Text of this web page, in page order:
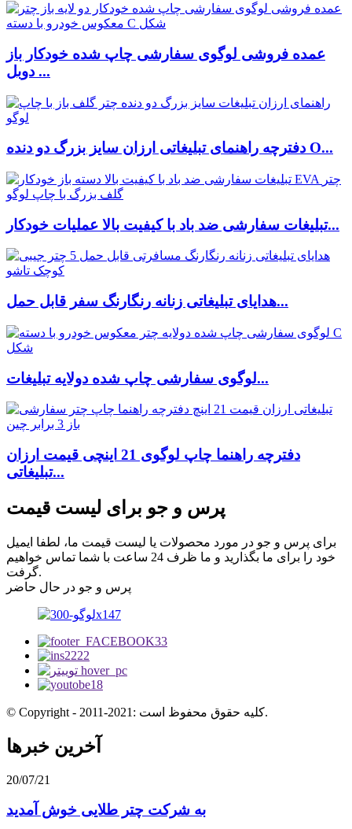
عمده فروشی لوگوی سفارشی چاپ شده خودکار باز
دوبل ...
دفترچه راهنمای تبلیغاتی ارزان سایز بزرگ دو دنده O...
تبلیغات سفارشی ضد باد با کیفیت بالا عملیات خودکار...
هدایای تبلیغاتی زنانه رنگارنگ سفر قابل حمل...
لوگوی سفارشی چاپ شده دولایه تبلیغات...
دفترچه راهنما چاپ لوگوی 21 اینچی قیمت ارزان
تبلیغاتی...
پرس و جو برای لیست قیمت
برای پرس و جو در مورد محصولات یا لیست قیمت ما، لطفا ایمیل
خود را برای ما بگذارید و ما ظرف 24 ساعت با شما تماس خواهیم
گرفت.
پرس و جو در حال حاضر
© Copyright - 2011-2021: کلیه حقوق محفوظ است.
آخرین خبرها
20/07/21
به شرکت چتر طلایی خوش آمدید